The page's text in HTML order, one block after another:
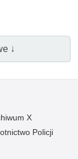
↓
X
Policji